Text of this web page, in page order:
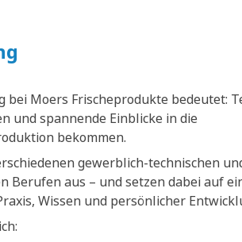
bei Moers Frischeprodukte bedeutet:
und spannende Einblicke in die
bekommen.
gewerblich-technischen
Berufen aus – und setzen dabei auf
Wissen und persönlicher